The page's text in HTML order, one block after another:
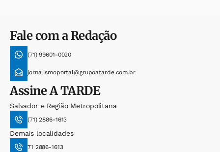
Fale com a Redação
(71) 99601-0020
jornalismoportal@grupoatarde.com.br
AssineA TARDE
Salvador e Região Metropolitana
(71) 2886-1613
Demais localidades
71 2886-1613